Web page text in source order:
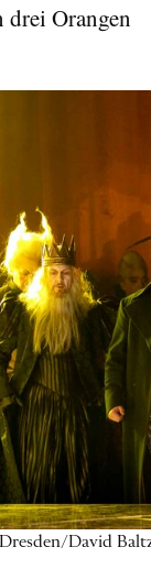
drei Orangen
David